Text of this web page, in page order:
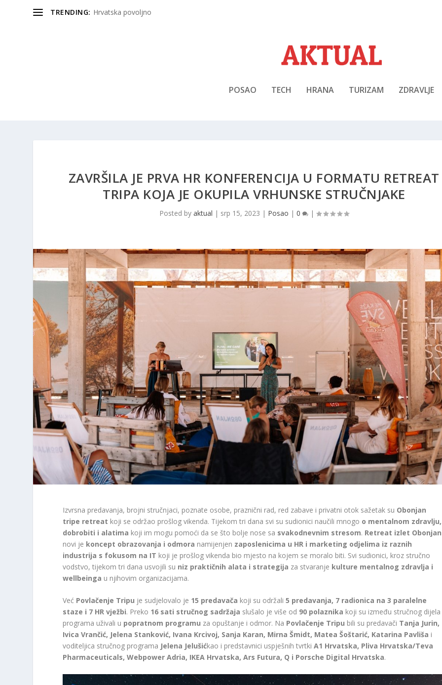
TRENDING: Hrvatska povoljno
POSAO TECH HRANA TURIZAM ZDRAVLJE
ZAVRŠILA JE PRVA HR KONFERENCIJA U FORMATU RETREAT
TRIPA KOJA JE OKUPILA VRHUNSKE STRUČNJAKE
Posted by aktual | srp 15, 2023 | Posao | 0 |
Izvrsna predavanja, brojni stručnjaci, poznate osobe, praznični rad, red zabave i privatni otok sažetak su Obonjan
tripe retreat koji se održao prošlog vikenda. Tijekom tri dana svi su sudionici naučili mnogo o mentalnom zdravlju,
dobrobiti i alatima koji im mogu pomoći da se što bolje nose sa svakodnevnim stresom. Retreat izlet Obonjan
novi je koncept obrazovanja i odmora namijenjen zaposlenicima u HR i marketing odjelima iz raznih
industrija s fokusom na IT koji je prošlog vikenda bio mjesto na kojem se moralo biti. Svi sudionici, kroz stručno
vodstvo, tijekom tri dana usvojili su niz praktičnih alata i strategija za stvaranje kulture mentalnog zdravlja i
wellbeinga u njihovim organizacijama.
Već Povlačenje Tripu je sudjelovalo je 15 predavača koji su održali5 predavanja, 7 radionica na 3 paralelne
staze i 7 HR vježbi. Preko 16 sati stručnog sadržaja slušalo je više od 90 polaznika koji su između stručnog dijela
programa uživali u popratnom programu za opuštanje i odmor. Na Povlačenje Tripu bili su predavači Tanja Jurin,
Ivica Vrančić, Jelena Stanković, Ivana Krcivoj, Sanja Karan, Mirna Šmidt, Matea Šoštarić, Katarina Pavliša i
voditeljica stručnog programa Jelena Jelušićkao i predstavnici uspješnih tvrtkiA1 Hrvatska, Pliva Hrvatska/Teva
Pharmaceuticals, Webpower Adria, IKEA Hrvatska, Ars Futura, Q i Porsche Digital Hrvatska.